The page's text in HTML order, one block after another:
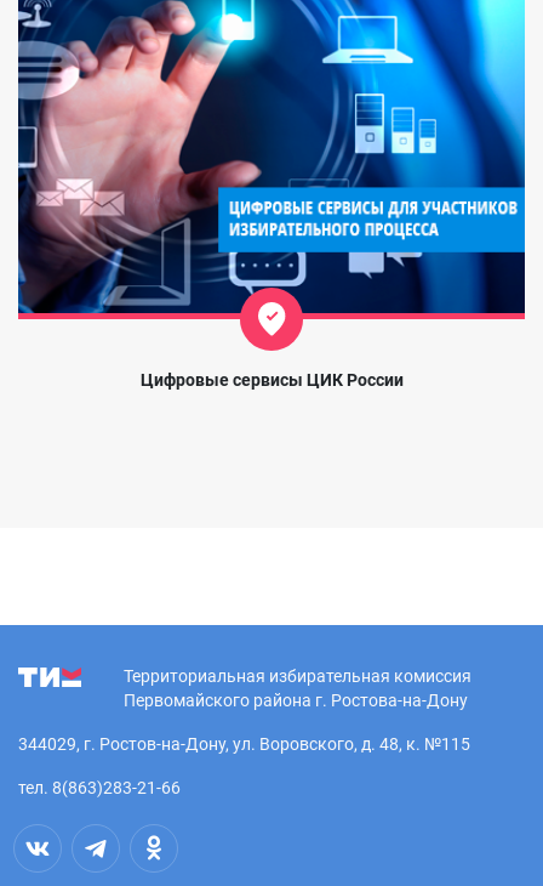
Цифровые сервисы ЦИК России
Территориальная избирательная комиссия
Первомайского района г. Ростова-на-Дону
344029, г. Ростов-на-Дону, ул. Воровского, д. 48, к. №115
тел. 8(863)283-21-66